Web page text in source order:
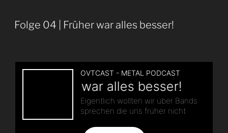
Folge 04 | Früher war alles besser!